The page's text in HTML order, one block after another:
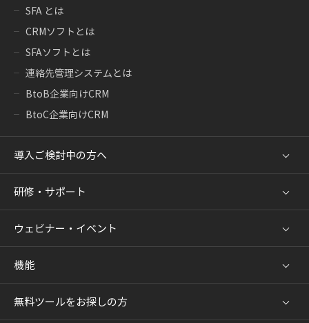
SFA とは
CRMソフトとは
SFAソフトとは
連絡先管理システムとは
BtoB企業向けCRM
BtoC企業向けCRM
導入ご検討中の方へ
研修・サポート
ウェビナー・イベント
機能
無料ツールをお探しの方